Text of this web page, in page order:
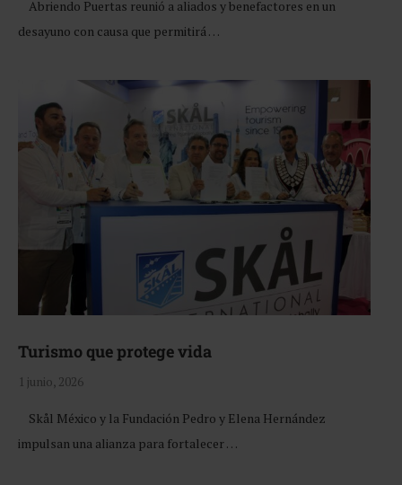
Abriendo Puertas reunió a aliados y benefactores en un
desayuno con causa que permitirá …
Turismo que protege vida
1 junio, 2026
Skål México y la Fundación Pedro y Elena Hernández
impulsan una alianza para fortalecer …